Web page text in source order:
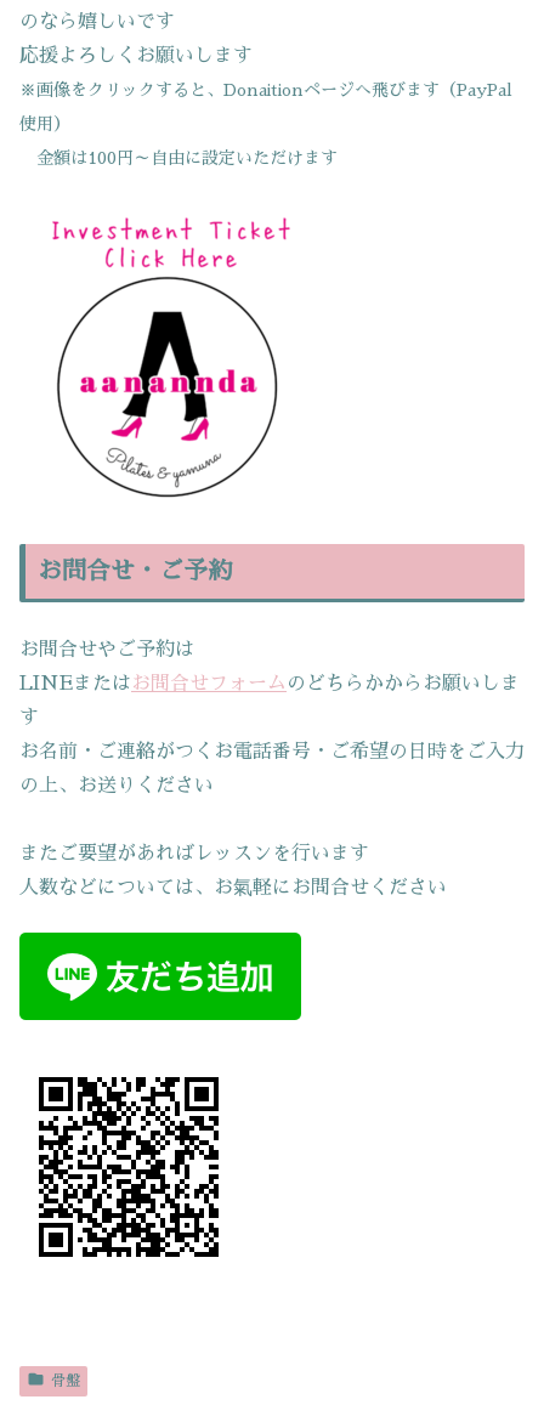
のなら嬉しいです
応援よろしくお願いします
※画像をクリックすると、Donaitionページへ飛びます（PayPal
使用）
金額は100円～自由に設定いただけます
お問合せ・ご予約
お問合せやご予約は
LINEまたはお問合せフォーム のどちらかからお願いしま
す
お名前・ご連絡がつくお電話番号・ご希望の日時をご入力
の上、お送りください
またご要望があればレッスンを行います
人数などについては、お氣軽にお問合せください
骨盤